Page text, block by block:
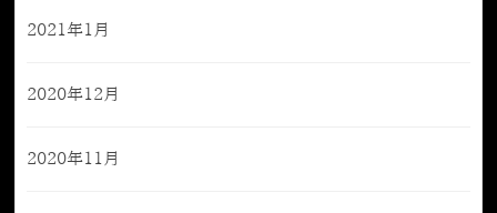
2021年1月
2020年12月
2020年11月